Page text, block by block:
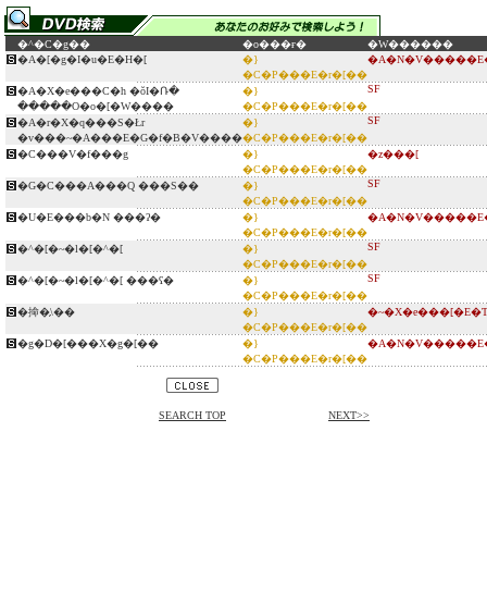
�^�C�g�� �o���ғ�
�W������
�A�[�g�I�u�E�H�[
�}
�C�P���E�r�[��
�A�X�e���C�h �ŏI�Ռ�
�����O�o�[�W����
�}
�C�P���E�r�[��
SF
�A�r�X�q���S�Łr
�v���~�A���E�G�f�B�V����
�}
�C�P���E�r�[��
SF
�C���V�f���g
�}
�C�P���E�r�[��
�z���[
�G�C���A���Q ���S��
�}
�C�P���E�r�[��
SF
�U�E���b�N ���ʔ�
�}
�C�P���E�r�[��
�^�[�~�l�[�^�[
�}
�C�P���E�r�[��
SF
�^�[�~�l�[�^�[ ���ʕ�
�}
�C�P���E�r�[��
SF
�掵�̗\��
�}
�C�P���E�r�[��
�g�D�[���X�g�[��
�}
�C�P���E�r�[��
SEARCH TOP NEXT>>